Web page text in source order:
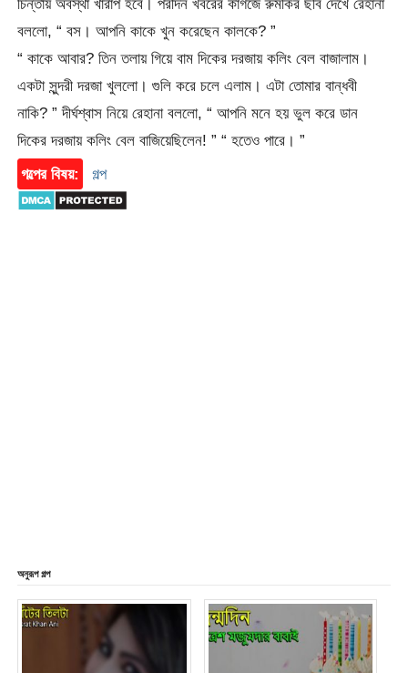
চিন্তায় অবস্থা খারাপ হবে। পরদিন খবরের কাগজে রুমকির ছবি দেখে রেহানা
বললো, “ বস। আপনি কাকে খুন করেছেন কালকে? ”
“ কাকে আবার? তিন তলায় গিয়ে বাম দিকের দরজায় কলিং বেল বাজালাম।
একটা সুন্দরী দরজা খুললো। গুলি করে চলে এলাম। এটা তোমার বান্ধবী
নাকি? ” দীর্ঘশ্বাস নিয়ে রেহানা বললো, “ আপনি মনে হয় ভুল করে ডান
দিকের দরজায় কলিং বেল বাজিয়েছিলেন! ” “ হতেও পারে। ”
গল্পের বিষয়:
গল্প
অনুরূপ গল্প